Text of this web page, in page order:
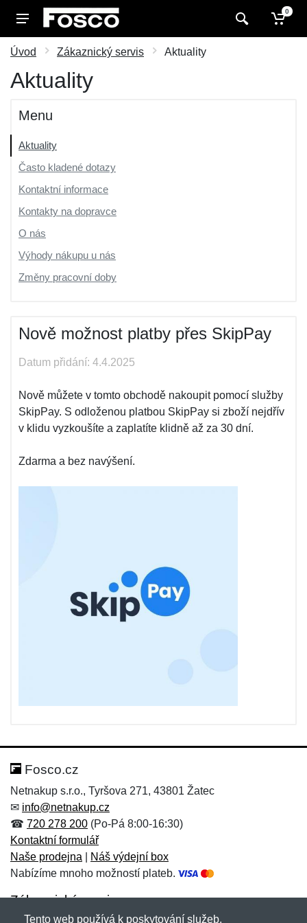
0
Úvod Zákaznický servis Aktuality
Aktuality
Menu
Aktuality
Často kladené dotazy
Kontaktní informace
Kontakty na dopravce
O nás
Výhody nákupu u nás
Změny pracovní doby
Nově možnost platby přes SkipPay
Datum přidání: 4.4.2025
Nově můžete v tomto obchodě nakoupit pomocí služby
SkipPay. S odloženou platbou SkipPay si zboží nejdřív
v klidu vyzkoušíte a zaplatíte klidně až za 30 dní.
Zdarma a bez navýšení.
Fosco.cz
Netnakup s.r.o., Tyršova 271, 43801 Žatec
✉ info@netnakup.cz
☎ 720 278 200 (Po-Pá 8:00-16:30)
Kontaktní formulář
Naše prodejna
Náš výdejní box
Nabízíme mnoho možností plateb.
Zákaznický servis
Tento web používá k poskytování služeb,